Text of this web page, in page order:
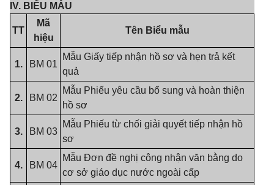
IV. BIỂU MẪU
TT
Mã
hiệu
Tên Biểu mẫu
1. BM 01
Mẫu Giấy tiếp nhận hồ sơ và hẹn trả kết
quả
2. BM 02
Mẫu Phiếu yêu cầu bổ sung và hoàn thiện
hồ sơ
3. BM 03
Mẫu Phiếu từ chối giải quyết tiếp nhận hồ
sơ
4. BM 04
Mẫu Đơn đề nghị công nhận văn bằng do
cơ sở giáo dục nước ngoài cấp